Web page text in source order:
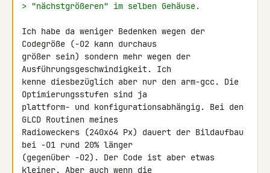
> "nächstgrößeren" im selben Gehäuse.
Ich habe da weniger Bedenken wegen der
Codegröße (-O2 kann durchaus
größer sein) sondern mehr wegen der
Ausführungsgeschwindigkeit. Ich
kenne diesbezüglich aber nur den arm-gcc. Die
Optimierungsstufen sind ja
plattform- und konfigurationsabhängig. Bei den
GLCD Routinen meines
Radioweckers (240x64 Px) dauert der Bildaufbau
bei -O1 rund 20% länger
(gegenüber -O2). Der Code ist aber etwas
kleiner. Aber auch wenn die